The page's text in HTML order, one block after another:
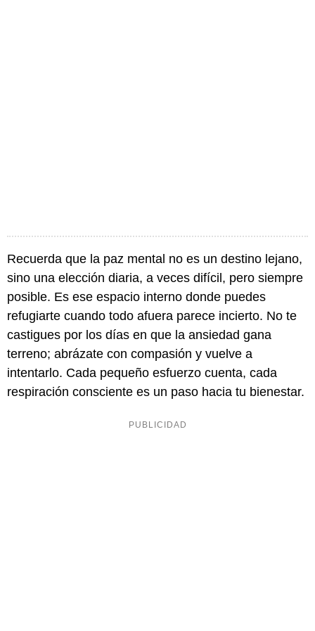
Recuerda que la paz mental no es un destino lejano,
sino una elección diaria, a veces difícil, pero siempre
posible. Es ese espacio interno donde puedes
refugiarte cuando todo afuera parece incierto. No te
castigues por los días en que la ansiedad gana
terreno; abrázate con compasión y vuelve a
intentarlo. Cada pequeño esfuerzo cuenta, cada
respiración consciente es un paso hacia tu bienestar.